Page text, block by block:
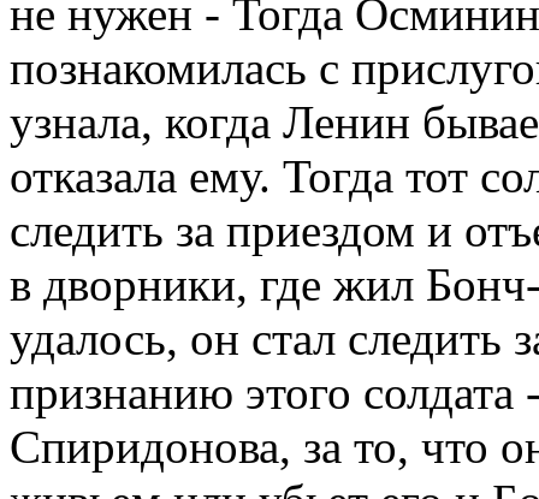
не нужен - Тогда
познакомилась с
узнала, когда Ленин
отказала ему. Тогда тот
следить за приездом и
в дворники, где жил
удалось, он стал следить
признанию этого солдата
Спиридонова, за то, что